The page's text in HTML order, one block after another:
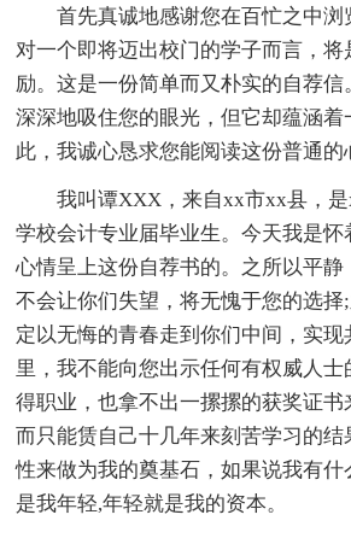
首先真诚地感谢您在百忙之中浏
对一个即将迈出校门的学子而言，
励。这是一份简单而又朴实的自荐
深深地吸住您的眼光，但它却蕴涵着
此，我诚心恳求您能阅读这份普通的
我叫谭XXX，来自xx市xx县，是
学校会计专业届毕业生。今天我是怀
心情呈上这份自荐书的。之所以平静
不会让你们失望，将无愧于您的选
定以无悔的青春走到你们中间，实
里，我不能向您出示任何有权威人
得职业，也拿不出一摞摞的获奖证书
而只能赁自己十几年来刻苦学习的结
性来做为我的奠基石，如果说我有什
是我年轻,年轻就是我的资本。